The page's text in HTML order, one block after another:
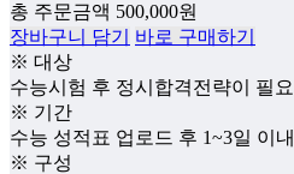
총 주문금액 500,000원
장바구니 담기
바로 구매하기
※ 대상
수능시험 후 정시합격전략이 필
※ 기간
수능 성적표 업로드 후 1~3일 이
※ 구성